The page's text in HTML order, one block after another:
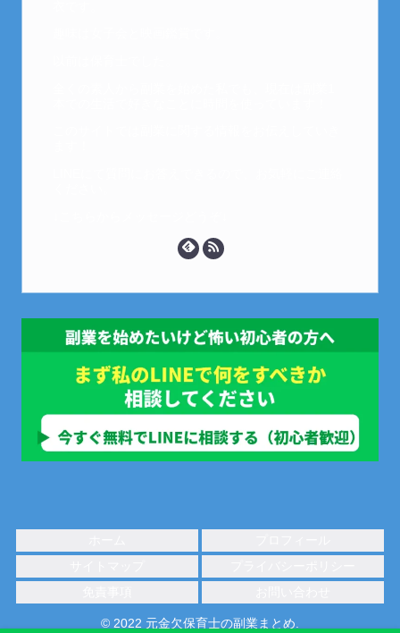
© 2022 元金欠保育士の副業まとめ.